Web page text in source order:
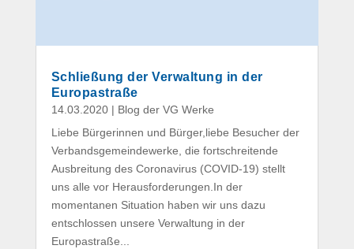
Schließung der Verwaltung in der
Europastraße
14.03.2020| Blog der VG Werke
Liebe Bürgerinnen und Bürger,liebe Besucher der
Verbandsgemeindewerke, die fortschreitende
Ausbreitung des Coronavirus (COVID-19) stellt
uns alle vor Herausforderungen.In der
momentanen Situation haben wir uns dazu
entschlossen unsere Verwaltung in der
Europastraße...